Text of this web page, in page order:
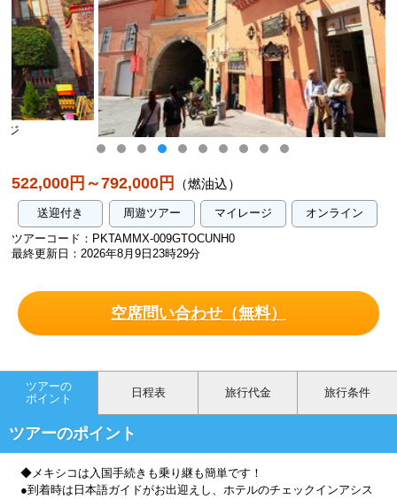
エルメソン・デ・ロスポエタス 外観（イメージ）
522,000円～792,000円 （燃油込）
送迎付き 周遊ツアー マイレージ
オンライン
ツアーコード：PKTAMMX-009GTOCUNH0
最終更新日：2026年8月9日23時29分
空席問い合わせ（無料）
ツアーの
ポイント
日程表 旅行代金 旅行条件
ツアーのポイント
◆メキシコは入国手続きも乗り継も簡単です！
●到着時は日本語ガイドがお出迎えし、ホテルのチェックインアシス